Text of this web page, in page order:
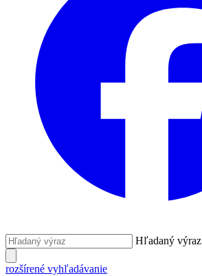
Hľadaný výraz
rozšírené vyhľadávanie